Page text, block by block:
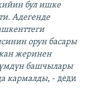
бул ишке
Адегенде
орун басары
жеринен
башчылары
кармалды, - деди